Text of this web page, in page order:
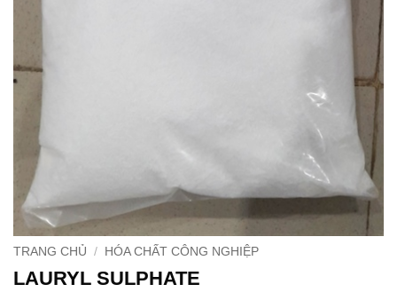
TRANG CHỦ / HÓA CHẤT CÔNG NGHIỆP
LAURYL SULPHATE